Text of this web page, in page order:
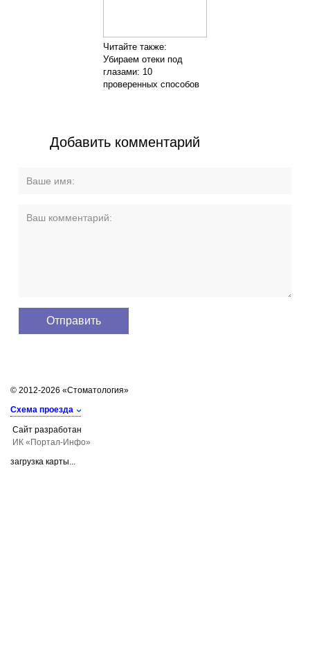
Читайте также:
Убираем отеки под
глазами: 10
проверенных способов
Добавить комментарий
© 2012-2026 «Стоматология»
Схема проезда
Сайт разработан
ИК «Портал-Инфо»
загрузка карты...